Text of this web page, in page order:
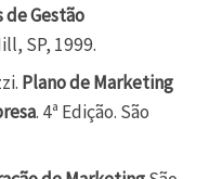
Gestão
SP, 1999.
Plano de Marketing
. 4ª Edição. São